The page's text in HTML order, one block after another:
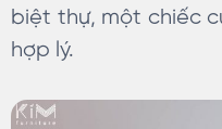
biệt thự, một chiếc
hợp lý.